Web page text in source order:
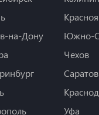
на-Дону
Южно-
Чехов
Саратов
Уфа